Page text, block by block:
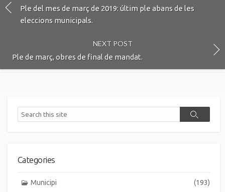
Ple del mes de març de 2019: últim ple abans de les
eleccions municipals.
NEXT POST
Ple de març, obres de final de mandat.
Search
Search
Categories
Municipi (193)